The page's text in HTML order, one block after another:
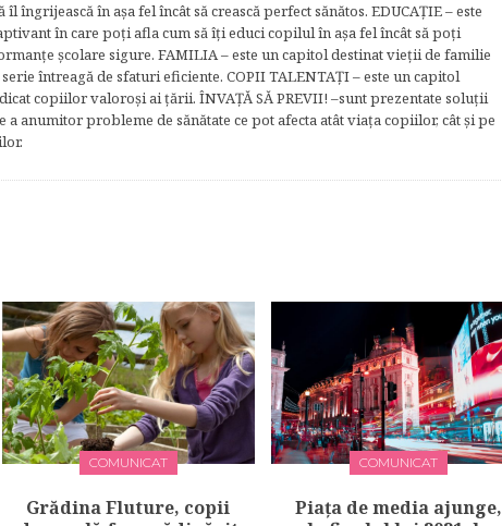
îl îngrijească în aşa fel încât să crească perfect sănătos. EDUCAŢIE – este
în care poţi afla cum să îţi educi copilul în aşa fel încât să poţi
şcolare sigure. FAMILIA – este un capitol destinat vieţii de familie
întreagă de sfaturi eficiente. COPII TALENTAŢI – este un capitol
copiilor valoroși ai țării. ÎNVAŢĂ SĂ PREVII! –sunt prezentate soluţii
a anumitor probleme de sănătate ce pot afecta atât viaţa copiilor, cât şi pe
COMUNICAT
Grădina Fluture, copii
COMUNICAT
Piața de media ajunge,